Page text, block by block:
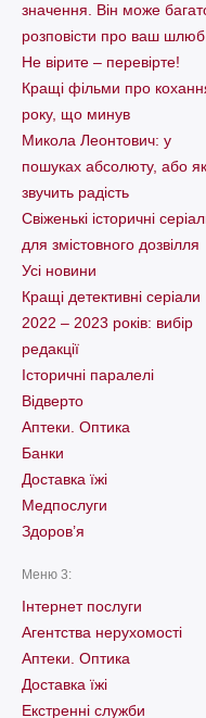
значення. Він може
розповісти про ваш
Не вірите – перевірте!
Кращі фільми про
року, що минув
Микола Леонтович: у
пошуках абсолюту, або як
звучить радість
Свіженькі історичні
для змістовного дозвілля
Усі новини
Кращі детективні серіали
2022 – 2023 років: вибір
редакції
Історичні паралелі
Відверто
Аптеки. Оптика
Банки
Доставка їжі
Медпослуги
Здоров’я
Меню 3:
Інтернет послуги
Агентства нерухомості
Аптеки. Оптика
Доставка їжі
Екстренні служби